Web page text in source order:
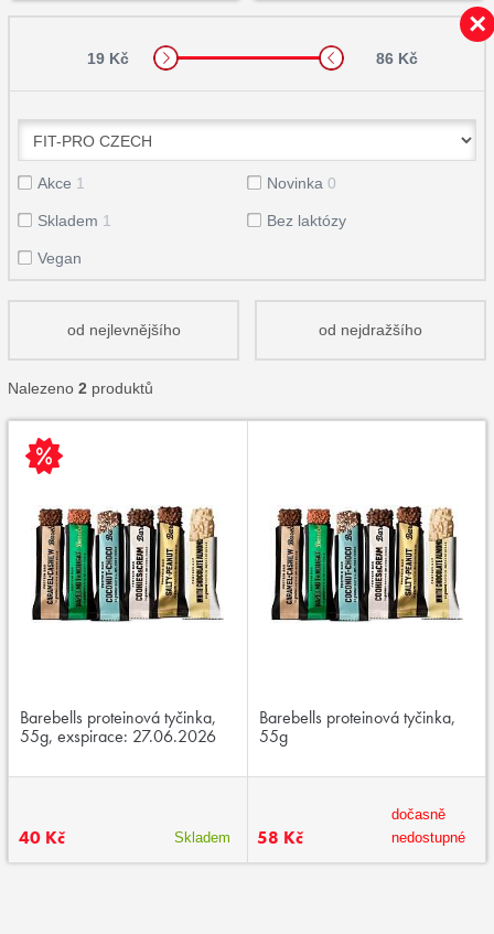
19 Kč 86 Kč
Akce 1 Novinka 0
Skladem 1 Bez laktózy
Vegan
od nejlevnějšího od nejdražšího
Nalezeno 2 produktů
Barebells proteinová tyčinka,
55g, exspirace: 27.06.2026
40 Kč Skladem
Barebells proteinová tyčinka,
55g
58 Kč
dočasně
nedostupné